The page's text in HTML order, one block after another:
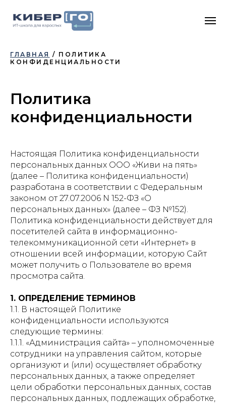
ГЛАВНАЯ / ПОЛИТИКА
КОНФИДЕНЦИАЛЬНОСТИ
Политика
конфиденциальности
Настоящая Политика конфиденциальности
персональных данных ООО «Живи на пять»
(далее – Политика конфиденциальности)
разработана в соответствии с Федеральным
законом от 27.07.2006 N 152-ФЗ «О
персональных данных» (далее – ФЗ №152).
Политика конфиденциальности действует для
посетителей сайта в информационно-
телекоммуникационной сети «Интернет» в
отношении всей информации, которую Сайт
может получить о Пользователе во время
просмотра сайта.
1. ОПРЕДЕЛЕНИЕ ТЕРМИНОВ
1.1. В настоящей Политике
конфиденциальности используются
следующие термины:
1.1.1. «Администрация сайта» – уполномоченные
сотрудники на управления сайтом, которые
организуют и (или) осуществляет обработку
персональных данных, а также определяет
цели обработки персональных данных, состав
персональных данных, подлежащих обработке,